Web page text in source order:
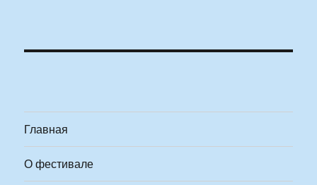
Главная
О фестивале